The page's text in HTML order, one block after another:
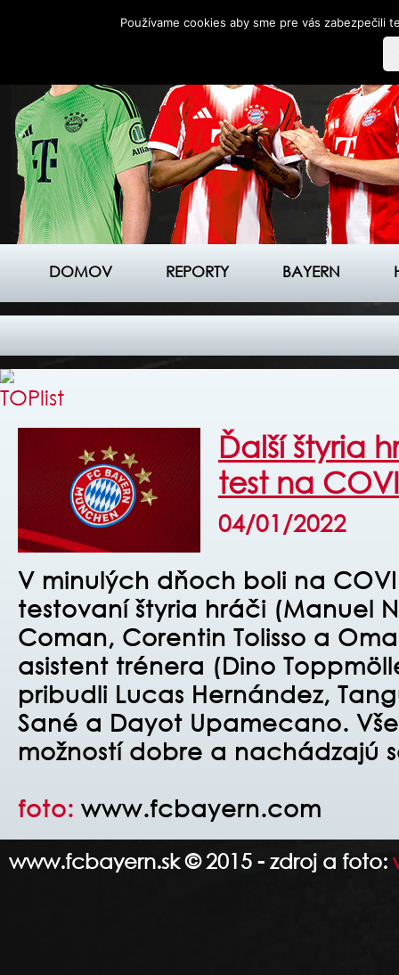
DOMOV REPORTY BAYERN
Ďalší štyria
test na
04/01/2022
V minulých dňoch boli na
testovaní štyria hráči (Manuel
Coman, Corentin Tolisso a
asistent trénera (Dino
pribudli Lucas Hernández,
Sané a Dayot Upamecano.
možností dobre a nachádzajú
foto: www.fcbayern.com
www.fcbayern.sk © 2015 - zdroj a foto:
Používame cookies aby sme pre vás zabezpečili